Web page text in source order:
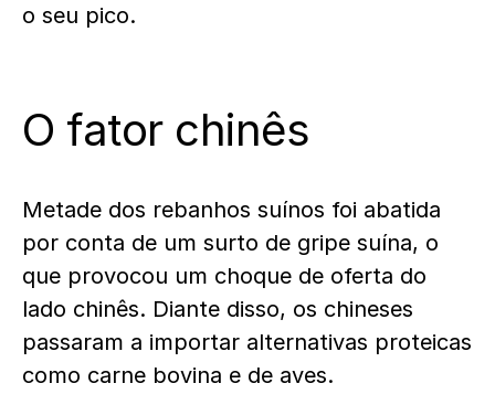
o seu pico.
O fator chinês
Metade dos rebanhos suínos foi abatida
por conta de um surto de gripe suína, o
que provocou um choque de oferta do
lado chinês. Diante disso, os chineses
passaram a importar alternativas proteicas
como carne bovina e de aves.